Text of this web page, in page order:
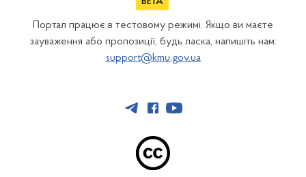
Портал працює в тестовому режимі. Якщо ви маєте
зауваження або пропозиції, будь ласка, напишіть нам:
support@kmu.gov.ua